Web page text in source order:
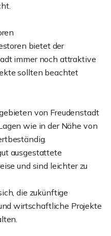
bietet der
immer noch attraktive
sollten beachtet
von Freudenstadt
wie in der Nähe von
ausgestattete
und sind leichter zu
die zukünftige
wirtschaftliche Projekte